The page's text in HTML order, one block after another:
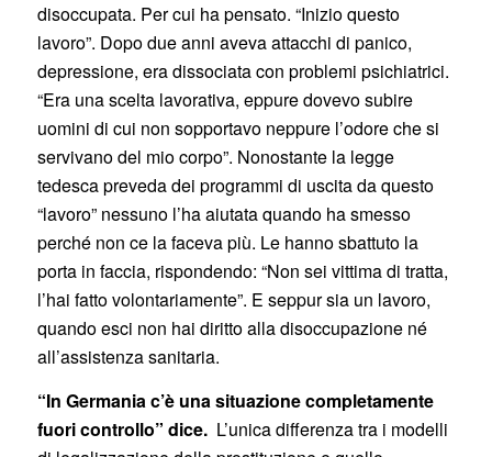
disoccupata. Per cui ha pensato. “Inizio questo
lavoro”. Dopo due anni aveva attacchi di panico,
depressione, era dissociata con problemi psichiatrici.
“Era una scelta lavorativa, eppure dovevo subire
uomini di cui non sopportavo neppure l’odore che si
servivano del mio corpo”. Nonostante la legge
tedesca preveda dei programmi di uscita da questo
“lavoro” nessuno l’ha aiutata quando ha smesso
perché non ce la faceva più. Le hanno sbattuto la
porta in faccia, rispondendo: “Non sei vittima di tratta,
l’hai fatto volontariamente”. E seppur sia un lavoro,
quando esci non hai diritto alla disoccupazione né
all’assistenza sanitaria.
“In Germania c’è una situazione completamente
fuori controllo” dice.L’unica differenza tra i modelli